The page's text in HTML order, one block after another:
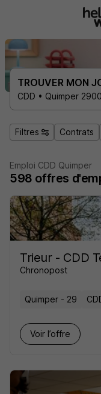
TROUVER MON
CDD • Quimper
Filtres Contrats
Emploi CDD Quimper
598 offres
Trieur - CDD
Chronopost
Quimper - 29
Voir l’offre